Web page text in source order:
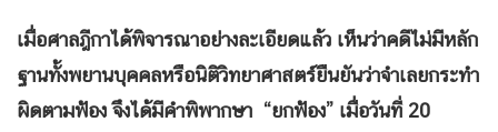
เมื่อศาลฎีกาได้พิจารณาอย่างละเอียดแล้ว เห็นว่าคดีไม่มีหลัก
ฐานทั้งพยานบุคคลหรือนิติวิทยาศาสตร์ยืนยันว่าจำเลยกระทำ
ผิดตามฟ้อง จึงได้มีคำพิพากษา “ยกฟ้อง” เมื่อวันที่ 20